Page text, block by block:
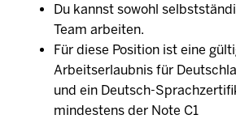
Du kannst sowohl
Team arbeiten.
Für diese Position ist eine
Arbeitserlaubnis für
und ein Deutsch-
mindestens der Note C1